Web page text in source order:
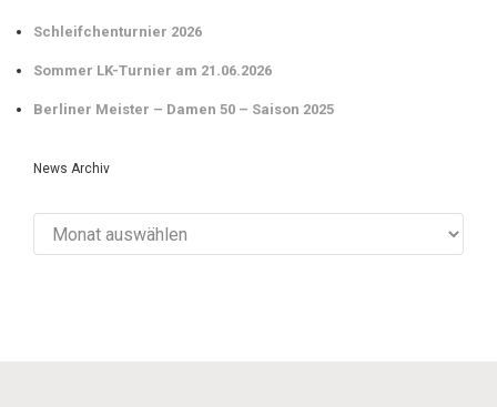
Schleifchenturnier 2026
Sommer LK-Turnier am 21.06.2026
Berliner Meister – Damen 50 – Saison 2025
News Archiv
Archiv